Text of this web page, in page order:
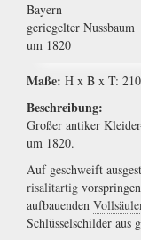
Bayern
geriegelter Nussbaum
um 1820
Maße: H x B x T:
Beschreibung:
Großer antiker
um 1820.
Auf geschweift
risalitartig
aufbauenden
Schlüsselschilder aus